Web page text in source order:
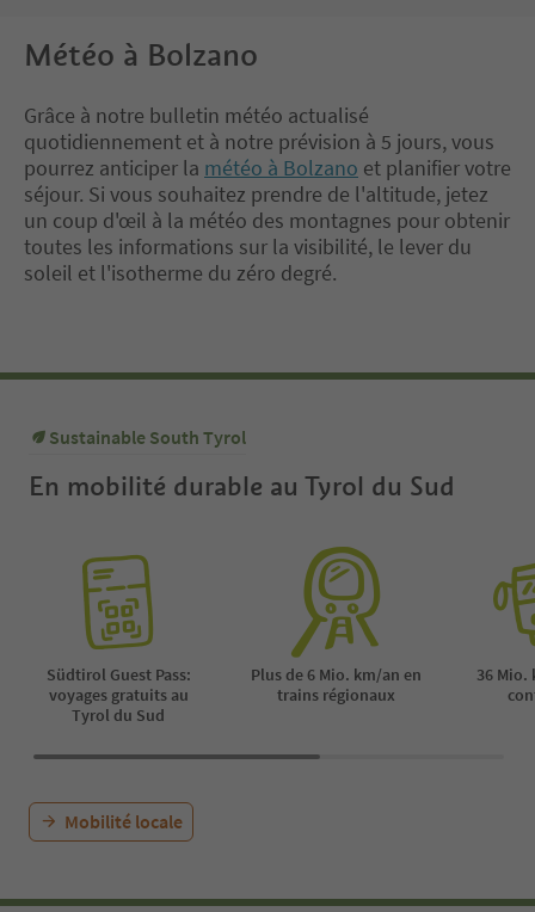
Météo à Bolzano
Grâce à notre bulletin météo actualisé
quotidiennement et à notre prévision à 5 jours, vous
pourrez anticiper la météo à Bolzano et planifier votre
séjour. Si vous souhaitez prendre de l'altitude, jetez
un coup d'œil à la météo des montagnes pour obtenir
toutes les informations sur la visibilité, le lever du
soleil et l'isotherme du zéro degré.
Sustainable South Tyrol
En mobilité durable au Tyrol du Sud
Südtirol Guest Pass:
voyages gratuits au
Tyrol du Sud
Plus de 6 Mio. km/an en
trains régionaux
36 Mio.
Mobilité locale